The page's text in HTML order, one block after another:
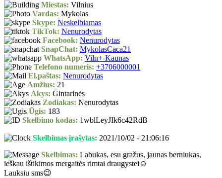
Miestas: Vilnius
Vardas: Mykolas
Skype: Neskelbiamas
TikTok: Nenurodytas
Facebook: Nenurodytas
SnapChat: MykolasCaca21
WhatsApp: Viln+-Kaunas
Telefono numeris: +3706000001
El.paštas: Nenurodytas
Amžius: 21
Akys: Gintarinės
Zodiakas: Nenurodytas
Ūgis: 183
Skelbimo kodas: 1wblLeyJIk6c42RdB
Skelbimas įrašytas: 2021/10/02 - 21:06:16
Skelbimas: Labukas, esu gražus, jaunas berniukas,
ieškau ištikimos mergaitės rimtai draugystei☺️
Lauksiu sms😉